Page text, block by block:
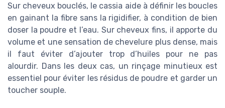
Sur cheveux bouclés, le cassia aide à définir les boucles
en gainant la fibre sans la rigidifier, à condition de bien
doser la poudre et l’eau. Sur cheveux fins, il apporte du
volume et une sensation de chevelure plus dense, mais
il faut éviter d’ajouter trop d’huiles pour ne pas
alourdir. Dans les deux cas, un rinçage minutieux est
essentiel pour éviter les résidus de poudre et garder un
toucher souple.